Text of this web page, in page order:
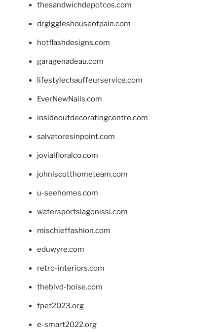
thesandwichdepotcos.com
drgiggleshouseofpain.com
hotflashdesigns.com
garagenadeau.com
lifestylechauffeurservice.com
EverNewNails.com
insideoutdecoratingcentre.com
salvatoresinpoint.com
jovialfloralco.com
johnlscotthometeam.com
u-seehomes.com
watersportslagonissi.com
mischieffashion.com
eduwyre.com
retro-interiors.com
theblvd-boise.com
fpet2023.org
e-smart2022.org